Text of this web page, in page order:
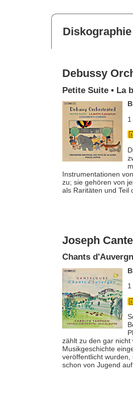
Diskographie
Debussy
Petite Suite • La
Instrumentationen
zu; sie gehören von
als Raritäten und Teil
Joseph
Chants
zählt zu den gar
Musikgeschichte
veröffentlicht wurden,
schon von Jugend